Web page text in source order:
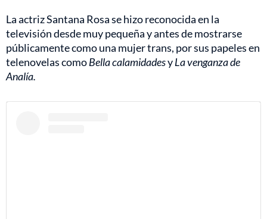
La actrizSantana Rosase hizo reconocida en la
televisión desde muy pequeña y antes de mostrarse
públicamente como una mujer trans, por sus papeles en
telenovelas comoBella calamidadesyLa venganza de
Analía.